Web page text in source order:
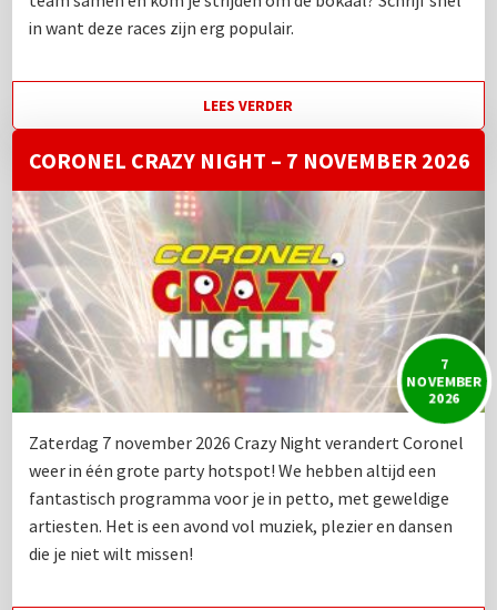
in want deze races zijn erg populair.
LEES VERDER
CORONEL CRAZY NIGHT – 7 NOVEMBER 2026
7
NOVEMBER
2026
Zaterdag 7 november 2026 Crazy Night verandert Coronel
weer in één grote party hotspot! We hebben altijd een
fantastisch programma voor je in petto, met geweldige
artiesten. Het is een avond vol muziek, plezier en dansen
die je niet wilt missen!